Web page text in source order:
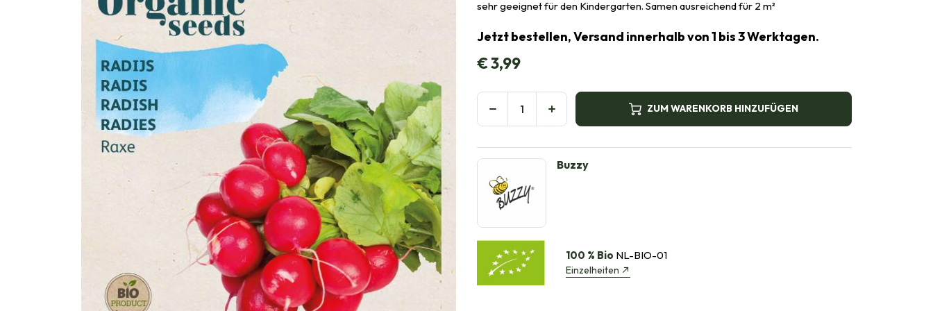
sehr geeignet für den Kindergarten. Samen ausreichend für 2 m²
Jetzt bestellen, Versand innerhalb von 1 bis 3 Werktagen.
€3,99
ZUM WARENKORB HINZUFÜGEN
Buzzy
100 % Bio NL-BIO-01
Einzelheiten